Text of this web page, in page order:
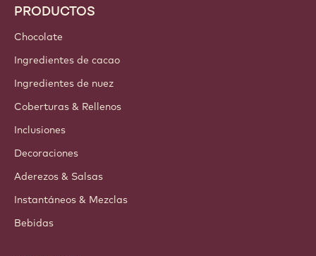
PRODUCTOS
Chocolate
Ingredientes de cacao
Ingredientes de nuez
Coberturas & Rellenos
Inclusiones
Decoraciones
Aderezos & Salsas
Instantáneos & Mezclas
Bebidas